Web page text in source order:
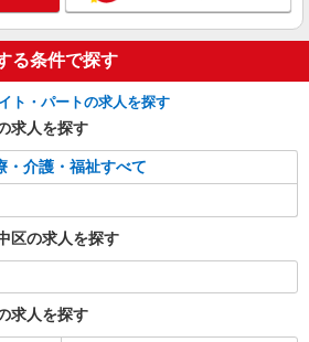
る条件で探す
ト・パートの求人を探す
求人を探す
・介護・福祉すべて
区の求人を探す
求人を探す